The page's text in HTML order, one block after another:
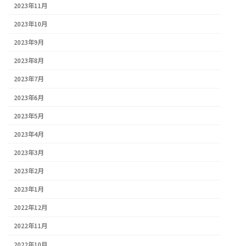
2023年11月
2023年10月
2023年9月
2023年8月
2023年7月
2023年6月
2023年5月
2023年4月
2023年3月
2023年2月
2023年1月
2022年12月
2022年11月